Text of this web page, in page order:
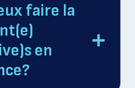
faire la
en